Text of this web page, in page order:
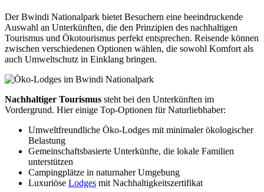
Der Bwindi Nationalpark bietet Besuchern eine beeindruckende
Auswahl an Unterkünften, die den Prinzipien des nachhaltigen
Tourismus und Ökotourismus perfekt entsprechen. Reisende können
zwischen verschiedenen Optionen wählen, die sowohl Komfort als
auch Umweltschutz in Einklang bringen.
Nachhaltiger Tourismus steht bei den Unterkünften im
Vordergrund. Hier einige Top-Optionen für Naturliebhaber:
Umweltfreundliche Öko-Lodges mit minimaler ökologischer
Belastung
Gemeinschaftsbasierte Unterkünfte, die lokale Familien
unterstützen
Campingplätze in naturnaher Umgebung
Luxuriöse Lodges mit Nachhaltigkeitszertifikat